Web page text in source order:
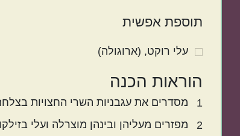
תוספת אפשית
עלי רוקט (ארוגולה)
הוראות הכנה
1
מסדרים את עגבניות השרי החצויות
2
מפזרים מעליהן ובינהן מוצרלה ועלי